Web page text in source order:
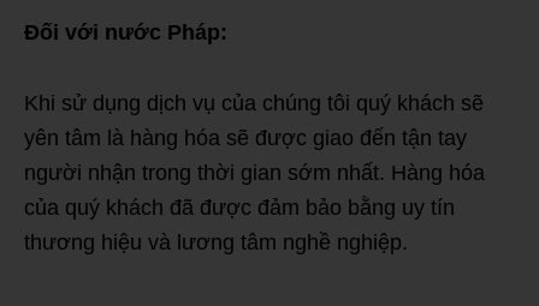
Đối với nước Pháp:
Khi sử dụng dịch vụ của chúng tôi quý khách sẽ
yên tâm là hàng hóa sẽ được giao đến tận tay
người nhận trong thời gian sớm nhất. Hàng hóa
của quý khách đã được đảm bảo bằng uy tín
thương hiệu và lương tâm nghề nghiệp.